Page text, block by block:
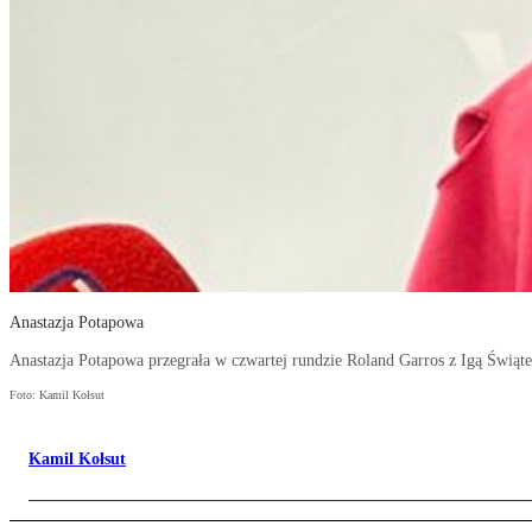
Anastazja Potapowa
Anastazja Potapowa przegrała w czwartej rundzie Roland Garros z Igą
Foto: Kamil Kołsut
Kamil Kołsut